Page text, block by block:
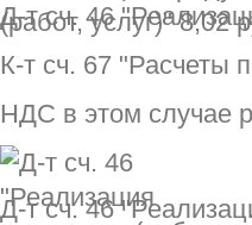
Д-т сч. 46
К-т сч. 67
НДС в этом случае
Д-т сч. 46